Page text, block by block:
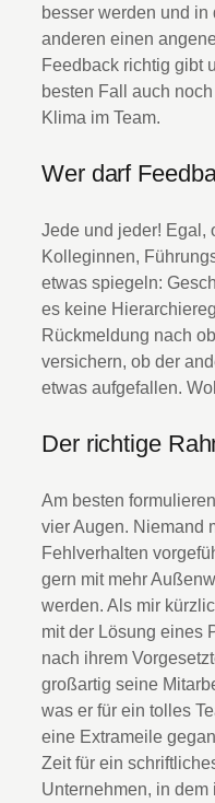
besser werden und
anderen einen
Feedback richtig gibt
besten Fall auch
Klima im Team.
Wer darf
Jede und jeder! Egal,
Kolleginnen,
etwas spiegeln:
es keine
Rückmeldung nach
versichern, ob der
etwas aufgefallen.
Der richtige
Am besten
vier Augen. Niemand
Fehlverhalten
gern mit mehr
werden. Als mir
mit der Lösung eines
nach ihrem
großartig seine
was er für ein tolles
eine Extrameile
Zeit für ein
Unternehmen, in